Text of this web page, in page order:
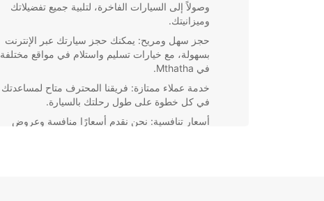
وصولاً إلى السيارات الفاخرة، لتلبية جميع تفضيلاتك
وميزانيتك.
حجز سهل ومريح: يمكنك حجز سيارتك عبر الإنترنت
بسهولة، مع خيارات تسليم واستلام في مواقع مختلفة
في Mthatha.
خدمة عملاء ممتازة: فريقنا المحترف متاح لمساعدتك
في كل خطوة على طول رحلتك بالسيارة.
أسعار تنافسية: نحن نقدم أسعارًا منافسة وعروض